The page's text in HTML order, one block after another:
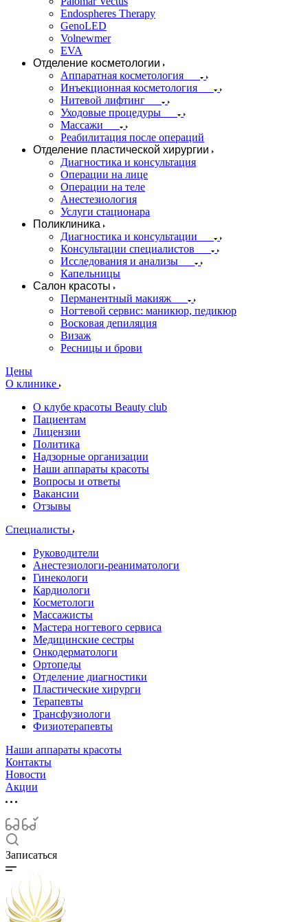
Endospheres Therapy
GenoLED
Volnewmer
EVA
Отделение косметологии
Аппаратная косметология
Инъекционная косметология
Нитевой лифтинг
Уходовые процедуры
Массажи
Реабилитация после операций
Отделение пластической хирургии
Диагностика и консультация
Операции на лице
Операции на теле
Анестезиология
Услуги стационара
Поликлиника
Диагностика и консультации
Консультации специалистов
Исследования и анализы
Капельницы
Салон красоты
Перманентный макияж
Ногтевой сервис: маникюр, педикюр
Восковая депиляция
Визаж
Ресницы и брови
Цены
О клинике
О клубе красоты Beauty club
Пациентам
Лицензии
Политика
Надзорные организации
Наши аппараты красоты
Вопросы и ответы
Вакансии
Отзывы
Специалисты
Руководители
Анестезиологи-реаниматологи
Гинекологи
Кардиологи
Косметологи
Массажисты
Мастера ногтевого сервиса
Медицинские сестры
Онкодерматологи
Ортопеды
Отделение диагностики
Пластические хирурги
Терапевты
Трансфузиологи
Физиотерапевты
Наши аппараты красоты
Контакты
Новости
Акции
Записаться